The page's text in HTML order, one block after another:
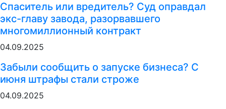
Спаситель или вредитель? Суд оправдал
экс-главу завода, разорвавшего
многомиллионный контракт
04.09.2025
Забыли сообщить о запуске бизнеса? С
июня штрафы стали строже
04.09.2025